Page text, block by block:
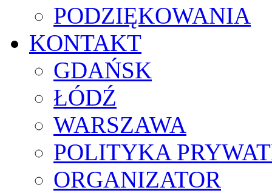
PODZIĘKOWANIA
KONTAKT
GDAŃSK
ŁÓDŹ
WARSZAWA
POLITYKA
ORGANIZATOR